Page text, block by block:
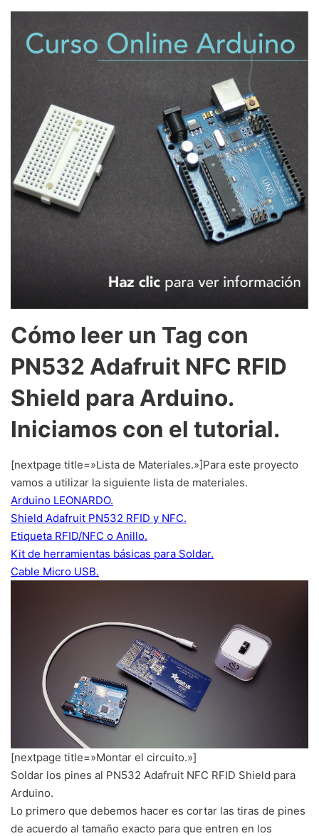
Cómo leer un Tag con
PN532 Adafruit NFC RFID
Shield para Arduino.
Iniciamos con el tutorial.
[nextpage title=»Lista de Materiales.»]Para este proyecto
vamos a utilizar la siguiente lista de materiales.
Arduino LEONARDO.
Shield Adafruit PN532 RFID y NFC.
Etiqueta RFID/NFC o Anillo.
Kit de herramientas básicas para Soldar.
Cable Micro USB.
[nextpage title=»Montar el circuito.»]
Soldar los pines al PN532 Adafruit NFC RFID Shield para
Arduino.
Lo primero que debemos hacer es cortar las tiras de pines
de acuerdo al tamaño exacto para que entren en los